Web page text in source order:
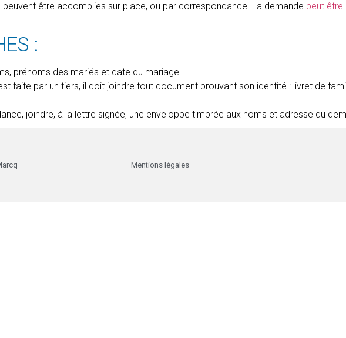
peuvent être accomplies sur place, ou par correspondance. La demande peut être
:
prénoms des mariés et date du mariage.
faite par un tiers, il doit joindre tout document prouvant son identité : livret de
joindre, à la lettre signée, une enveloppe timbrée aux noms et adresse du
Mentions légales